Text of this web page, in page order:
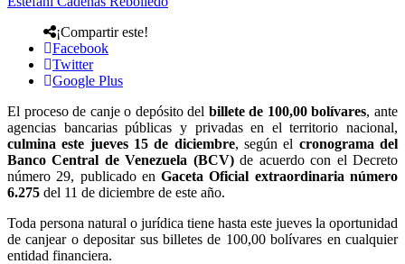
¡Compartir este!
Facebook
Twitter
Google Plus
El proceso de canje o depósito del billete de 100,00 bolívares, ante
agencias bancarias públicas y privadas en el territorio nacional,
culmina este jueves 15 de diciembre, según el cronograma del
Banco Central de Venezuela (BCV)de acuerdo con el Decreto
número 29, publicado enGaceta Oficial extraordinaria número
6.275 del 11 de diciembre de este año.
Toda persona natural o jurídica tiene hasta este jueves la oportunidad
de canjear o depositar sus billetes de 100,00 bolívares en cualquier
entidad financiera.